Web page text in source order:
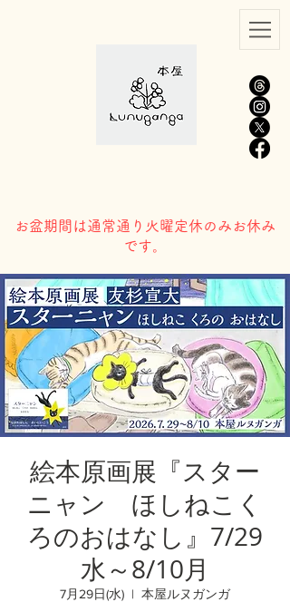
​お盆期間は通常通り火曜定休のみお休み
です。
絵本原画展『スター
ニャン ほしねこく
ろのおはなし』7/29
水～8/10月
7月29日(水)
  |
本屋ルヌガンガ